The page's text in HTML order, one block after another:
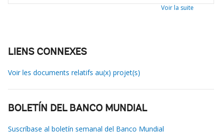
Voir la suite
LIENS CONNEXES
Voir les documents relatifs au(x) projet(s)
BOLETÍN DEL BANCO MUNDIAL
Suscríbase al boletín semanal del Banco Mundial